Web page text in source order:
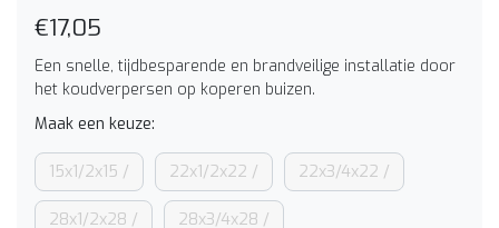
€17,05
Een snelle, tijdbesparende en brandveilige installatie door
het koudverpersen op koperen buizen.
Maak een keuze:
15x1/2x15 / 22x1/2x22 / 22x3/4x22 /
28x1/2x28 / 28x3/4x28 /